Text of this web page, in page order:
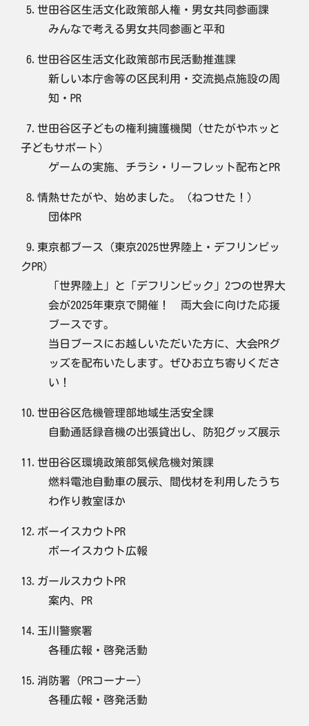
5.世田谷区生活文化政策部人権・男女共同参画課
みんなで考える男女共同参画と平和
6.世田谷区生活文化政策部市民活動推進課
新しい本庁舎等の区民利用・交流拠点施設の周
知・PR
7.世田谷区子どもの権利擁護機関（せたがやホッと
子どもサポート）
ゲームの実施、チラシ・リーフレット配布とPR
8.情熱せたがや、始めました。（ねつせた！）
団体PR
9.東京都ブース（東京2025世界陸上・デフリンピッ
クPR）
「世界陸上」と「デフリンピック」2つの世界大
会が2025年東京で開催！ 両大会に向けた応援
ブースです。
当日ブースにお越しいただいた方に、大会PRグ
ッズを配布いたします。ぜひお立ち寄りくださ
い！
10.世田谷区危機管理部地域生活安全課
自動通話録音機の出張貸出し、防犯グッズ展示
11.世田谷区環境政策部気候危機対策課
燃料電池自動車の展示、間伐材を利用したうち
わ作り教室ほか
12.ボーイスカウトPR
ボーイスカウト広報
13.ガールスカウトPR
案内、PR
14.玉川警察署
各種広報・啓発活動
15.消防署（PRコーナー）
各種広報・啓発活動